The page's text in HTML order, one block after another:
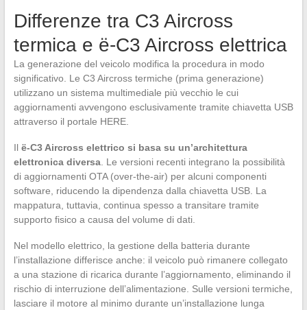
Differenze tra C3 Aircross
termica e ë-C3 Aircross elettrica
La generazione del veicolo modifica la procedura in modo
significativo. Le C3 Aircross termiche (prima generazione)
utilizzano un sistema multimediale più vecchio le cui
aggiornamenti avvengono esclusivamente tramite chiavetta USB
attraverso il portale HERE.
Il ë-C3 Aircross elettrico si basa su un’architettura
elettronica diversa. Le versioni recenti integrano la possibilità
di aggiornamenti OTA (over-the-air) per alcuni componenti
software, riducendo la dipendenza dalla chiavetta USB. La
mappatura, tuttavia, continua spesso a transitare tramite
supporto fisico a causa del volume di dati.
Nel modello elettrico, la gestione della batteria durante
l’installazione differisce anche: il veicolo può rimanere collegato
a una stazione di ricarica durante l’aggiornamento, eliminando il
rischio di interruzione dell’alimentazione. Sulle versioni termiche,
lasciare il motore al minimo durante un’installazione lunga